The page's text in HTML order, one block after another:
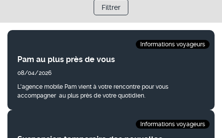
Filtrer
Pam au plus près de vous
08/04/2026
L'agence mobile Pam vient à votre rencontre pour vous
accompagner au plus près de votre quotidien. ​
Informations voyageurs
Informations voyageurs